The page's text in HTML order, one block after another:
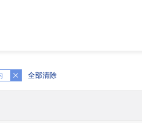
全部清除